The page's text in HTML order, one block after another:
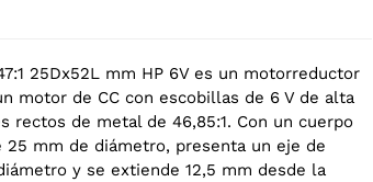
25Dx52L mm HP 6V es un motorreductor
motor de CC con escobillas de 6 V de alta
rectos de metal de 46,85:1. Con un cuerpo
mm de diámetro, presenta un eje de
y se extiende 12,5 mm desde la